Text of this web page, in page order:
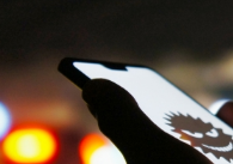
若井：本当にありがとう
大森：うれしいね！ 本当
藤澤：ありがとう！ おめ
る8月24日(月)からの『
「番組丸6年！ゲスト6
をお聴き逃しなく。